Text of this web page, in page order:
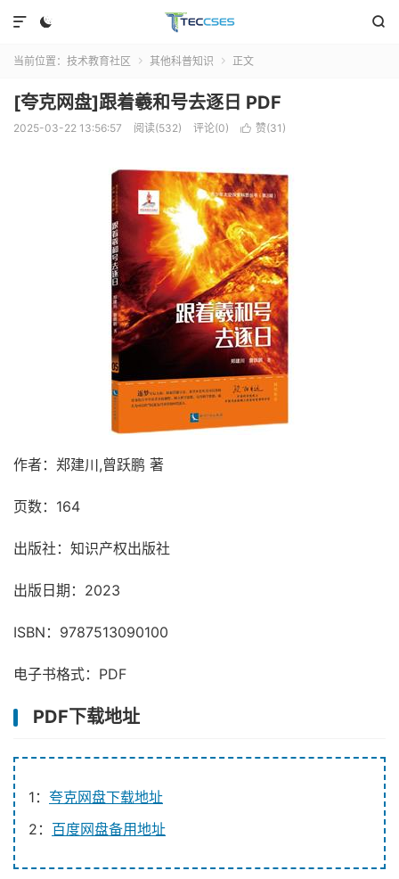
 

当前位置： 技术教育社区  其他科普知识  正文
[夸克网盘]跟着羲和号去逐日 PDF
2025-03-22 13:56:57 阅读(532) 评论(0)  赞(31 )
作者：郑建川,曾跃鹏 著
页数：164
出版社：知识产权出版社
出版日期：2023
ISBN：9787513090100
电子书格式：PDF
PDF下载地址
1： 夸克网盘下载地址
2： 百度网盘备用地址